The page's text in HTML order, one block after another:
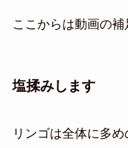
ここからは動画の
塩揉みします
リンゴは全体に多